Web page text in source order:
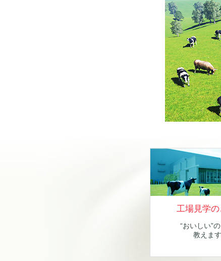
工場見学の
“おいしい”
教えます